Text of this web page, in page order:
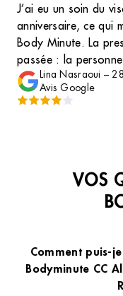
J’ai eu un soin du
anniversaire, ce qui
Body Minute. La prestation s’est très bien
passée : la
moi (blonde,
agréable, douce et
petit moment de
température dans le
au point d’être
étouffant. J’ai
minutes à
demandé s’il était
C’est dommage,
pour les personnes
journée. Par ailleurs, la durée du soin était
Lina Nasraoui –
Avis Google
VOS
Comment puis-
Bodyminute CC